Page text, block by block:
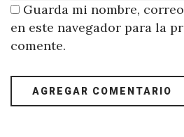
Guarda mi nombre,
en este navegador para la
comente.